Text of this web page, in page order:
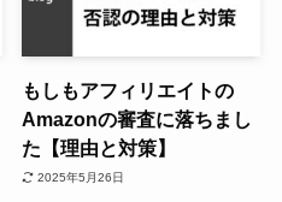
もしもアフィリエイトの
Amazonの審査に落ちまし
た【理由と対策】
2025年5月26日